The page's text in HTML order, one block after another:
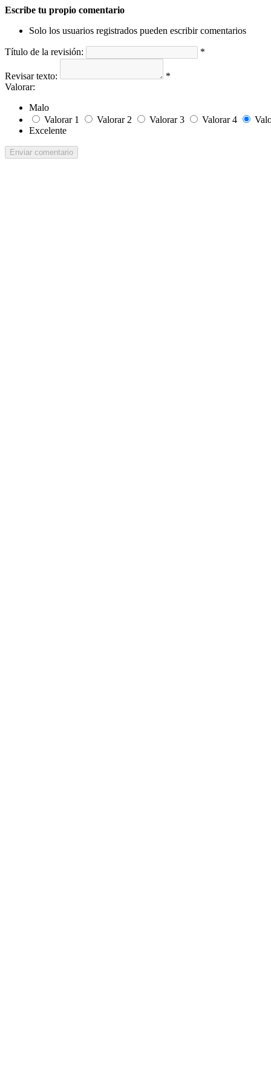
Escribe tu propio comentario
Solo los usuarios registrados pueden escribir comentarios
Título de la revisión: *
Revisar texto:
*
Valorar:
Malo
Valorar 1
Valorar 2 Valorar 3 Valorar 4
Excelente
Enviar comentario